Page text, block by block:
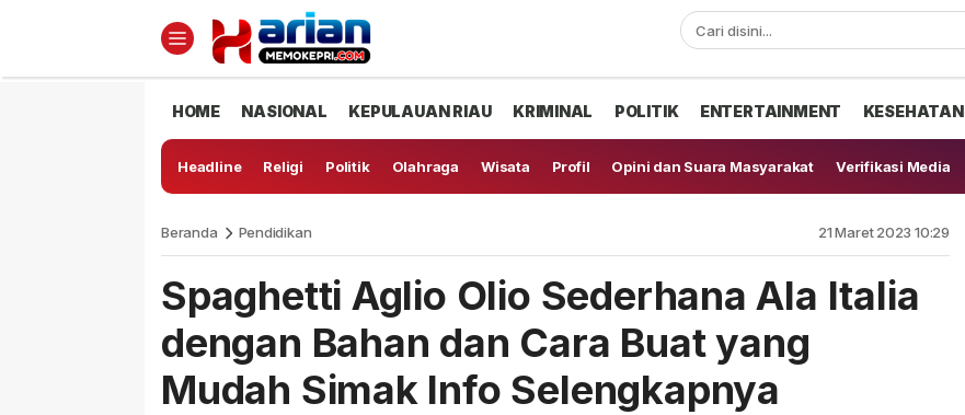
HOME NASIONAL KEPULAUAN RIAU KRIMINAL POLITIK ENTERTAINMENT KESEHATAN
Headline Religi Politik Olahraga Wisata Profil Opini dan Suara Masyarakat Verifikasi Media
Beranda Pendidikan 21 Maret 2023 10:29
Spaghetti Aglio Olio Sederhana Ala Italia
dengan Bahan dan Cara Buat yang
Mudah Simak Info Selengkapnya